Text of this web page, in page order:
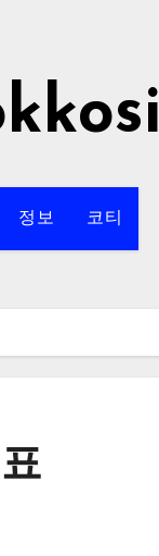
정보 코티